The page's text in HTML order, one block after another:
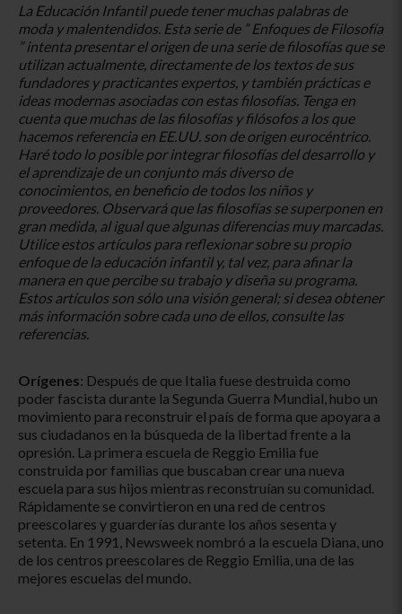
La Educación Infantil puede tener muchas palabras de
moda y malentendidos. Esta serie de ” Enfoques de Filosofía
” intenta presentar el origen de una serie de filosofías que se
utilizan actualmente, directamente de los textos de sus
fundadores y practicantes expertos, y también prácticas e
ideas modernas asociadas con estas filosofías. Tenga en
cuenta que muchas de las filosofías y filósofos a los que
hacemos referencia en EE.UU. son de origen eurocéntrico.
Haré todo lo posible por integrar filosofías del desarrollo y
el aprendizaje de un conjunto más diverso de
conocimientos, en beneficio de todos los niños y
proveedores. Observará que las filosofías se superponen en
gran medida, al igual que algunas diferencias muy marcadas.
Utilice estos artículos para reflexionar sobre su propio
enfoque de la educación infantil y, tal vez, para afinar la
manera en que percibe su trabajo y diseña su programa.
Estos artículos son sólo una visión general; si desea obtener
más información sobre cada uno de ellos, consulte las
referencias.
Orígenes: Después de que Italia fuese destruida como
poder fascista durante la Segunda Guerra Mundial, hubo un
movimiento para reconstruir el país de forma que apoyara a
sus ciudadanos en la búsqueda de la libertad frente a la
opresión. La primera escuela de Reggio Emilia fue
construida por familias que buscaban crear una nueva
escuela para sus hijos mientras reconstruían su comunidad.
Rápidamente se convirtieron en una red de centros
preescolares y guarderías durante los años sesenta y
setenta. En 1991, Newsweek nombró a la escuela Diana, uno
de los centros preescolares de Reggio Emilia, una de las
mejores escuelas del mundo.